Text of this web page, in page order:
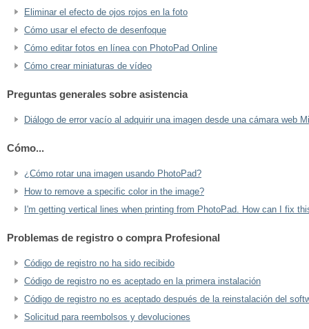
Eliminar el efecto de ojos rojos en la foto
Cómo usar el efecto de desenfoque
Cómo editar fotos en línea con PhotoPad Online
Cómo crear miniaturas de vídeo
Preguntas generales sobre asistencia
Diálogo de error vacío al adquirir una imagen desde una cámara web
Cómo...
¿Cómo rotar una imagen usando PhotoPad?
How to remove a specific color in the image?
I'm getting vertical lines when printing from PhotoPad. How can I fix
Problemas de registro o compra Profesional
Código de registro no ha sido recibido
Código de registro no es aceptado en la primera instalación
Código de registro no es aceptado después de la reinstalación del
Solicitud para reembolsos y devoluciones